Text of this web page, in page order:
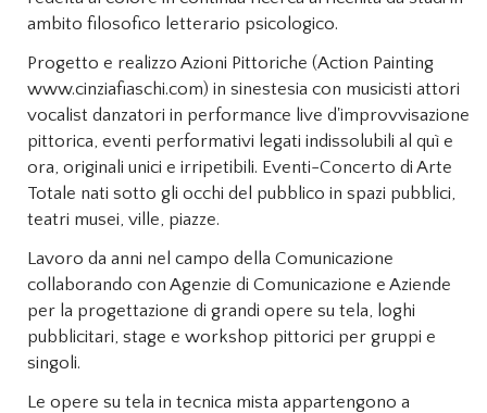
ambito filosofico letterario psicologico.
Progetto e realizzo Azioni Pittoriche (Action Painting
www.cinziafiaschi.com) in sinestesia con musicisti attori
vocalist danzatori in performance live d'improvvisazione
pittorica, eventi performativi legati indissolubili al quì e
ora, originali unici e irripetibili. Eventi-Concerto di Arte
Totale nati sotto gli occhi del pubblico in spazi pubblici,
teatri musei, ville, piazze.
Lavoro da anni nel campo della Comunicazione
collaborando con Agenzie di Comunicazione e Aziende
per la progettazione di grandi opere su tela, loghi
pubblicitari, stage e workshop pittorici per gruppi e
singoli.
Le opere su tela in tecnica mista appartengono a